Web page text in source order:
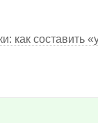
как составить